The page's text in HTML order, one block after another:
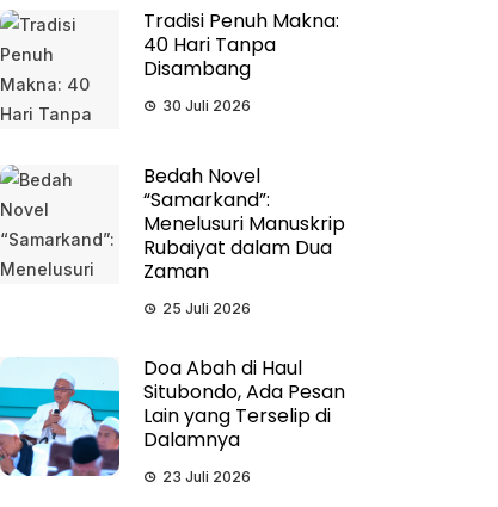
Tradisi Penuh Makna:
40 Hari Tanpa
Disambang
30 Juli 2026
Bedah Novel
“Samarkand”:
Menelusuri Manuskrip
Rubaiyat dalam Dua
Zaman
25 Juli 2026
Doa Abah di Haul
Situbondo, Ada Pesan
Lain yang Terselip di
Dalamnya
23 Juli 2026